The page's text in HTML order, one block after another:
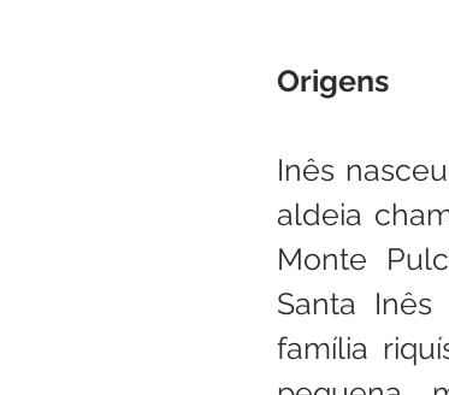
Origens
Inês
aldeia
Monte
Santa
família